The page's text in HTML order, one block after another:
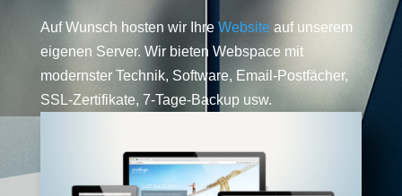
Auf Wunsch hosten wir Ihre Website auf unserem
eigenen Server. Wir bieten Webspace mit
modernster Technik, Software, Email-Postfächer,
SSL-Zertifikate, 7-Tage-Backup usw.